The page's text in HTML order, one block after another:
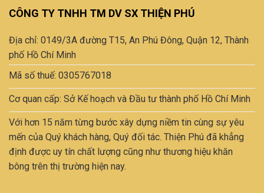
CÔNG TY TNHH TM DV SX THIỆN PHÚ
Địa chỉ: 0149/3A đường T15, An Phú Đông, Quận 12, Thành
phố Hồ Chí Minh
Mã số thuế: 0305767018
Cơ quan cấp: Sở Kế hoạch và Đầu tư thành phố Hồ Chí Minh
Với hơn 15 năm từng bước xây dựng niềm tin cùng sự yêu
mến của Quý khách hàng, Quý đối tác. Thiện Phú đã khẳng
định được uy tín chất lượng cũng như thương hiệu khăn
bông trên thị trường hiện nay.